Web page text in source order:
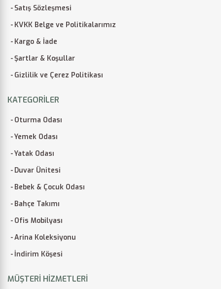
Satış Sözleşmesi
KVKK Belge ve Politikalarımız
Kargo & İade
Şartlar & Koşullar
Gizlilik ve Çerez Politikası
KATEGORILER
Oturma Odası
Yemek Odası
Yatak Odası
Duvar Ünitesi
Bebek & Çocuk Odası
Bahçe Takımı
Ofis Mobilyası
Arina Koleksiyonu
İndirim Köşesi
MÜŞTERI HIZMETLERI